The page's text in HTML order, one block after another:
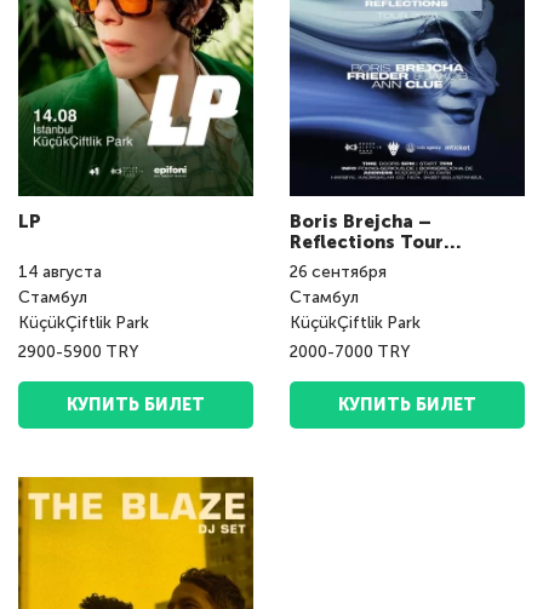
LP
14 августа
Стамбул
KüçükÇiftlik Park
2900-5900 TRY
КУПИТЬ БИЛЕТ
Boris Brejcha –
Reflections Tour
(Istanbul)
26 сентября
Стамбул
KüçükÇiftlik Park
2000-7000 TRY
КУПИТЬ БИЛЕТ